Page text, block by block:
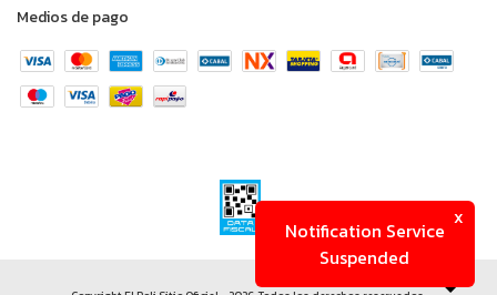
Medios de pago
x
Notification Service
Suspended